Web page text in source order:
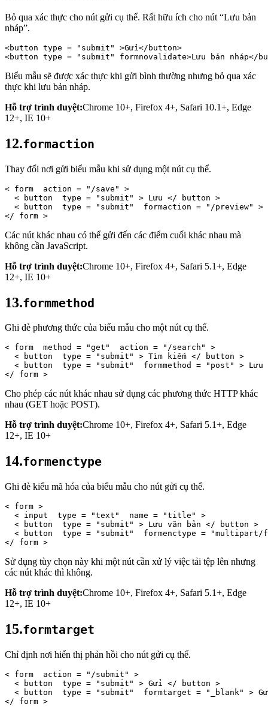
Bỏ qua xác thực cho nút gửi cụ thể. Rất hữu ích cho nút “Lưu bản
nháp”.
<button type = "submit"
>Gửi</button>
<button type = "submit" formnovalidate>Lưu bản nháp</
Biểu mẫu sẽ được xác thực khi gửi bình thường nhưng bỏ qua xác
thực khi lưu bản nháp.
Hỗ trợ trình duyệt:Chrome 10+, Firefox 4+, Safari 10.1+, Edge
12+, IE 10+
12.formaction
Thay đổi nơi gửi biểu mẫu khi sử dụng một nút cụ thể.
< form action = "/save"
>
<
button type = "submit" > Lưu </ button >
<
button type = "submit" formaction = "/preview" >
</ form >
Các nút khác nhau có thể gửi đến các điểm cuối khác nhau mà
không cần JavaScript.
Hỗ trợ trình duyệt:Chrome 10+, Firefox 4+, Safari 5.1+, Edge
12+, IE 10+
13.formmethod
Ghi đè phương thức của biểu mẫu cho một nút cụ thể.
< form method = "get" action = "/search"
>
<
button type = "submit" > Tìm kiếm </ button >
<
button type = "submit" formmethod = "post" >
</ form >
Cho phép các nút khác nhau sử dụng các phương thức HTTP khác
nhau (GET hoặc POST).
Hỗ trợ trình duyệt:Chrome 10+, Firefox 4+, Safari 5.1+, Edge
12+, IE 10+
14.formenctype
Ghi đè kiểu mã hóa của biểu mẫu cho nút gửi cụ thể.
< form >
< input type = "text" name = "title"
>
<
button type = "submit" > Lưu văn bản </ button >
<
button type = "submit" formenctype =
"multipart/
</ form >
Sử dụng tùy chọn này khi một nút cần xử lý việc tải tệp lên nhưng
các nút khác thì không.
Hỗ trợ trình duyệt:Chrome 10+, Firefox 4+, Safari 5.1+, Edge
12+, IE 10+
15.formtarget
Chỉ định nơi hiển thị phản hồi cho nút gửi cụ thể.
< form action = "/submit"
>
<
button type = "submit" > Gửi </ button >
<
button type = "submit" formtarget = "_blank" >
</ form >